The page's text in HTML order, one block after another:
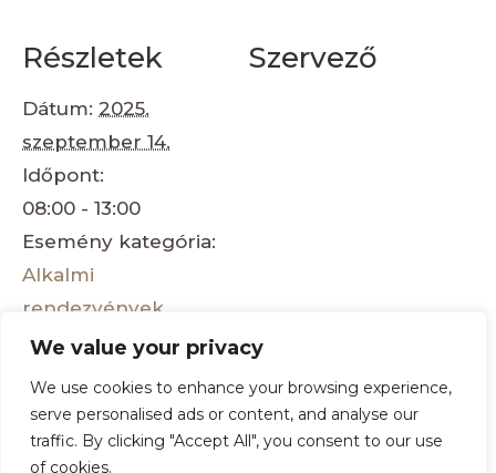
We value your privacy
We use cookies to enhance your browsing experience,
serve personalised ads or content, and analyse our
traffic. By clicking "Accept All", you consent to our use
of cookies.
Részletek
Dátum: 2025.
szeptember 14.
Időpont:
08:00 - 13:00
Esemény kategória:
Alkalmi
rendezvények
Helyszín
Szervező
MÁTRA NUMIZMATIKA
30. Éremgyűjtő
Határ menti érem- és
bélyeggyűjtő